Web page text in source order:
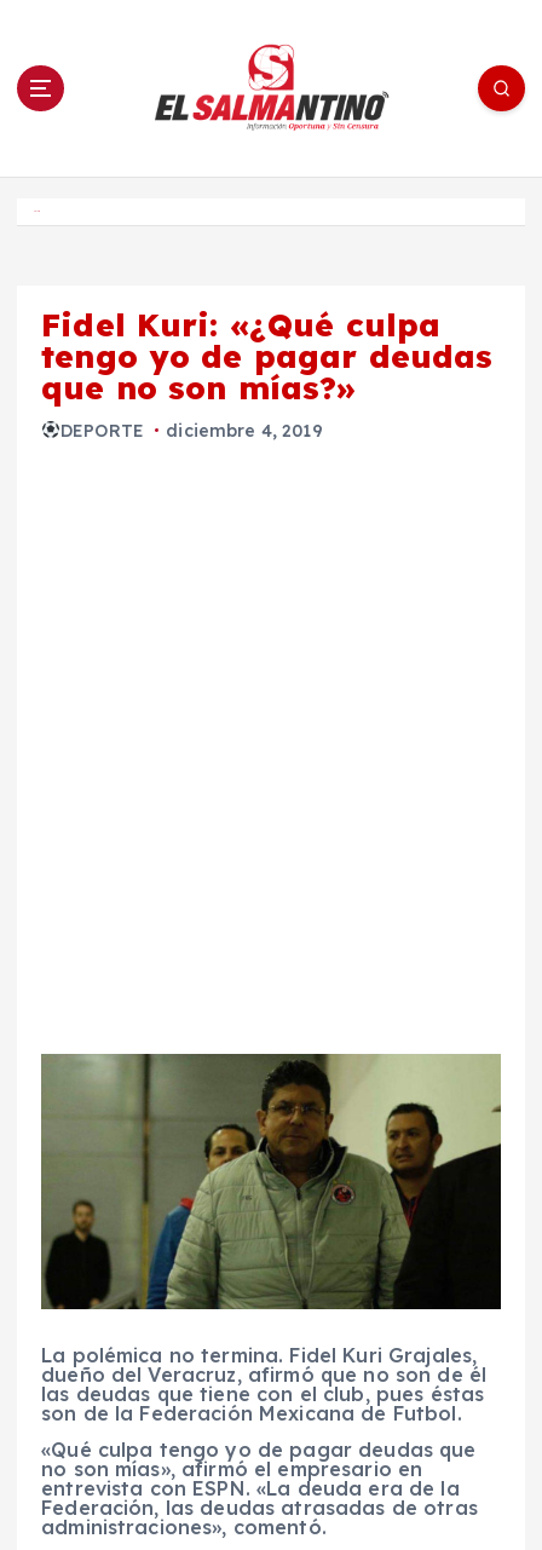
n El Salmantino - medios/noticias/editorial
Fidel Kuri: «¿Qué culpa
tengo yo de pagar deudas
que no son mías?»
DEPORTE diciembre 4, 2019
La polémica no termina. Fidel Kuri Grajales,
dueño del Veracruz, afirmó que no son de él
las deudas que tiene con el club, pues éstas
son de la Federación Mexicana de Futbol.
«Qué culpa tengo yo de pagar deudas que
no son mías», afirmó el empresario en
entrevista con ESPN. «La deuda era de la
Federación, las deudas atrasadas de otras
administraciones», comentó.